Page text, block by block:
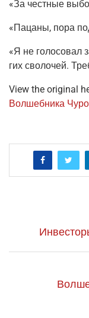
«За чест­ные
«Паца­ны, пора
«Я не голо­со­вал
гих сво­ло­чей.
View the original
Вол­шеб­ни­ка